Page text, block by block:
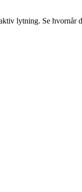
lytning. Se hvornår